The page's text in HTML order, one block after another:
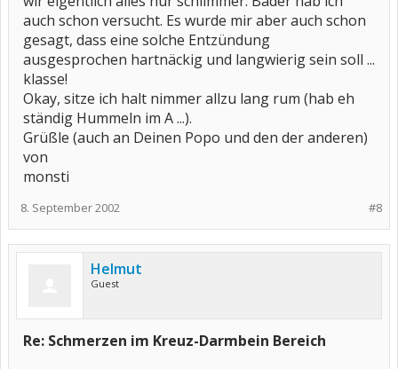
auch schon versucht. Es wurde mir aber auch schon
gesagt, dass eine solche Entzündung
ausgesprochen hartnäckig und langwierig sein soll ...
klasse!
Okay, sitze ich halt nimmer allzu lang rum (hab eh
ständig Hummeln im A ...).
Grüßle (auch an Deinen Popo und den der anderen)
von
monsti
#8
8. September 2002
Helmut
Guest
Re: Schmerzen im Kreuz-Darmbein Bereich